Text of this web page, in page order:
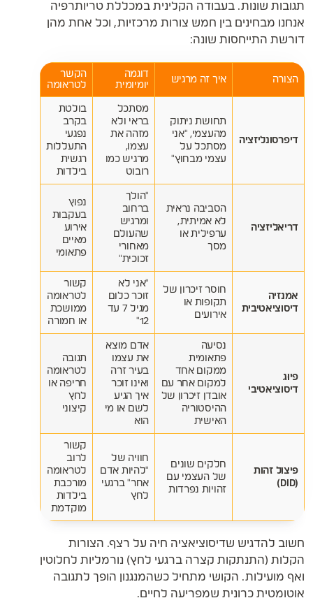
תגובות שונות. בעבודה הקלינית במכללת טריותרפיה
אנחנו מבחינים בין חמש צורות מרכזיות, וכל אחת מהן
דורשת התייחסות שונה:
הצורה איך זה מרגיש
דוגמה
יומיומית
הקשר
לטראומה
דיפרסונליזציה
תחושת ניתוק
מהעצמי, "אני
מסתכל על
עצמי מבחוץ"
מסתכל
בראי ולא
מזהה את
עצמו,
מרגיש כמו
רובוט
בולטת
בקרב
נפגעי
התעללות
רגשית
בילדות
דריאליזציה
הסביבה נראית
לא אמיתית,
ערפילית או
מסך
"הולך
ברחוב
ומרגיש
שהעולם
מאחורי
זכוכית"
נפוץ
בעקבות
אירוע
מאיים
פתאומי
אמנזיה
דיסוציאטיבית
חוסר זיכרון של
תקופות או
אירועים
"אני לא
זוכר כלום
מגיל 7 עד
12"
קשור
לטראומה
ממושכת
או חמורה
פיוּג
דיסוציאטיבי
נסיעה
פתאומית
ממקום אחד
למקום אחר עם
אובדן זיכרון של
ההיסטוריה
האישית
אדם מוצא
את עצמו
בעיר זרה
ואינו זוכר
איך הגיע
לשם או מי
הוא
תגובה
לטראומה
חריפה או
לחץ
קיצוני
פיצול זהות
(DID)
חלקים שונים
של העצמי עם
זהויות נפרדות
חוויה של
"להיות אדם
אחר" ברגעי
לחץ
קשור
לרוב
לטראומה
מורכבת
בילדות
מוקדמת
חשוב להדגיש שדיסוציאציה חיה על רצף. הצורות
הקלות (התנתקות קצרה ברגעי לחץ) נורמליות לחלוטין
ואף מועילות. הקושי מתחיל כשהמנגנון הופך לתגובה
אוטומטית כרונית שמפריעה לחיים.